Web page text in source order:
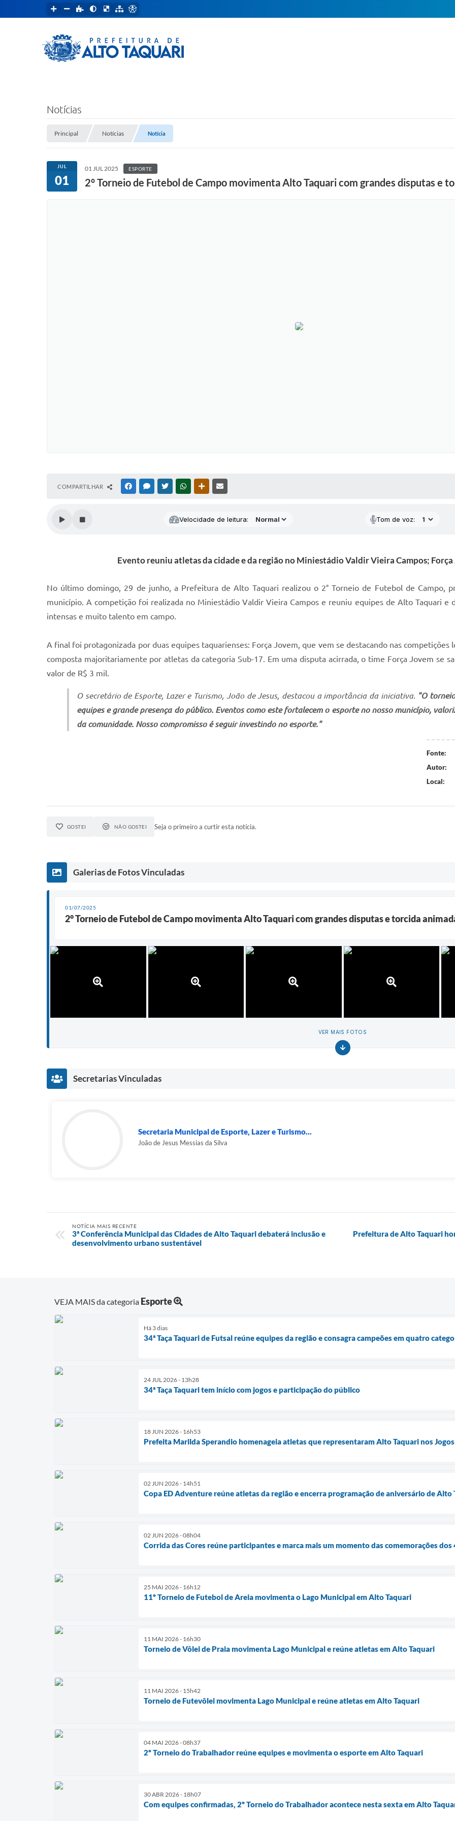
Notícias
Principal Notícias Notícia
JUL
01
01 JUL 2025 ESPORTE
2° Torneio de Futebol de Campo movimenta Alto Taquari com grandes disputas e
COMPARTILHAR FACEBOOKMESSENGER
TWITTERWHATSAPPOUTRAS MÍDIAS
Velocidade de leitura: Tom de voz:
Evento reuniu atletas da cidade e da região no Miniestádio Valdir Vieira Campos; Força
No último domingo, 29 de junho, a Prefeitura de Alto Taquari realizou o 2° Torneio de Futebol de Campo,
município. A competição foi realizada no Miniestádio Valdir Vieira Campos e reuniu equipes de Alto Taquari
intensas e muito talento em campo.
A final foi protagonizada por duas equipes taquarienses: Força Jovem, que vem se destacando nas competições
composta majoritariamente por atletas da categoria Sub-17. Em uma disputa acirrada, o time Força Jovem se
valor de R$ 3 mil.
O secretário de Esporte, Lazer e Turismo, João de Jesus, destacou a importância da iniciativa. "O
equipes e grande presença do público. Eventos como este fortalecem o esporte no nosso município,
da comunidade. Nosso compromisso é seguir investindo no esporte."
Fonte:
Autor:
Local:
GOSTEI NÃO GOSTEI Seja o primeiro a curtir esta notícia.
Galerias de Fotos Vinculadas
01/07/2025
2° Torneio de Futebol de Campo movimenta Alto Taquari com grandes disputas e torcida
VER MAIS FOTOS
Secretarias Vinculadas
Secretaria Municipal de Esporte, Lazer e Turismo...
João de Jesus Messias da Silva
NOTÍCIA MAIS RECENTE
3ª Conferência Municipal das Cidades de Alto Taquari debaterá inclusão e
desenvolvimento urbano sustentável
Prefeitura de Alto Taquari
VEJA MAIS da categoria Esporte
Há 3 dias
34ª Taça Taquari de Futsal reúne equipes da região e consagra campeões em quatro
24 JUL 2026 - 13h28
34ª Taça Taquari tem início com jogos e participação do público
18 JUN 2026 - 16h53
Prefeita Marilda Sperandio homenageia atletas que representaram Alto Taquari nos Jogos
02 JUN 2026 - 14h51
Copa ED Adventure reúne atletas da região e encerra programação de aniversário de Alto
02 JUN 2026 - 08h04
Corrida das Cores reúne participantes e marca mais um momento das comemorações
25 MAI 2026 - 16h12
11º Torneio de Futebol de Areia movimenta o Lago Municipal em Alto Taquari
11 MAI 2026 - 16h30
Torneio de Vôlei de Praia movimenta Lago Municipal e reúne atletas em Alto Taquari
11 MAI 2026 - 15h42
Torneio de Futevôlei movimenta Lago Municipal e reúne atletas em Alto Taquari
04 MAI 2026 - 08h37
2º Torneio do Trabalhador reúne equipes e movimenta o esporte em Alto Taquari
30 ABR 2026 - 18h07
Com equipes confirmadas, 2º Torneio do Trabalhador acontece nesta sexta em Alto